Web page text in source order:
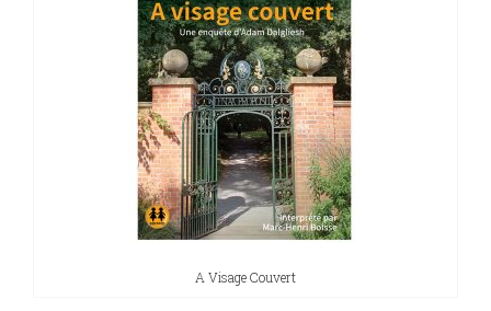
A Visage Couvert